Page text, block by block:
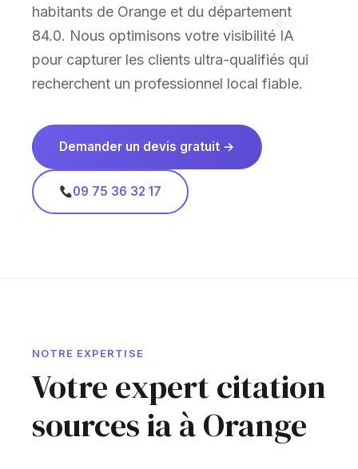
habitants de Orange et du département
84.0. Nous optimisons votre visibilité IA
pour capturer les clients ultra-qualifiés qui
recherchent un professionnel local fiable.
Demander un devis gratuit →
09 75 36 32 17
NOTRE EXPERTISE
Votre expert citation
sources ia à Orange